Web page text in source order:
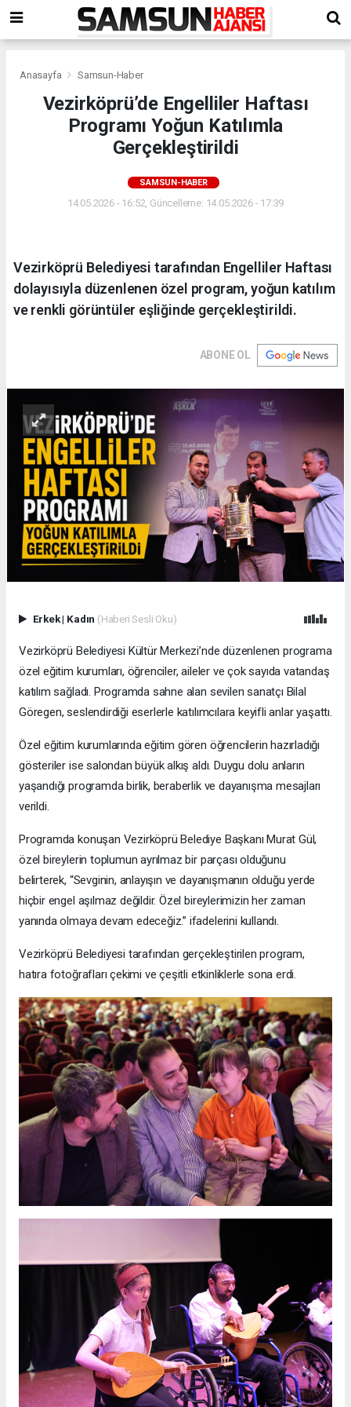
Anasayfa Samsun-Haber
Vezirköprü’de Engelliler Haftası
Programı Yoğun Katılımla
Gerçekleştirildi
SAMSUN-HABER
14.05.2026 - 16:52, Güncelleme: 14.05.2026 - 17:39
Vezirköprü Belediyesi tarafından Engelliler Haftası
dolayısıyla düzenlenen özel program, yoğun katılım
ve renkli görüntüler eşliğinde gerçekleştirildi.
ABONE OL
Erkek| Kadın (Haberi Sesli Oku)
Vezirköprü Belediyesi Kültür Merkezi’nde düzenlenen programa
özel eğitim kurumları, öğrenciler, aileler ve çok sayıda vatandaş
katılım sağladı. Programda sahne alan sevilen sanatçı Bilal
Göregen, seslendirdiği eserlerle katılımcılara keyifli anlar yaşattı.
Özel eğitim kurumlarında eğitim gören öğrencilerin hazırladığı
gösteriler ise salondan büyük alkış aldı. Duygu dolu anların
yaşandığı programda birlik, beraberlik ve dayanışma mesajları
verildi.
Programda konuşan Vezirköprü Belediye Başkanı Murat Gül,
özel bireylerin toplumun ayrılmaz bir parçası olduğunu
belirterek, “Sevginin, anlayışın ve dayanışmanın olduğu yerde
hiçbir engel aşılmaz değildir. Özel bireylerimizin her zaman
yanında olmaya devam edeceğiz.” ifadelerini kullandı.
Vezirköprü Belediyesi tarafından gerçekleştirilen program,
hatıra fotoğrafları çekimi ve çeşitli etkinliklerle sona erdi.